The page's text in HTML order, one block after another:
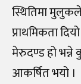
स्थितिमा मुलुकले
प्राथमिकता
मेरुदण्ड हो भन्ने
आकर्षित भयो ।